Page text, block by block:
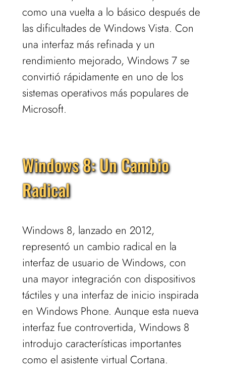
como una vuelta a lo básico después de
las dificultades de Windows Vista. Con
una interfaz más refinada y un
rendimiento mejorado, Windows 7 se
convirtió rápidamente en uno de los
sistemas operativos más populares de
Microsoft.
Windows 8: Un Cambio
Radical
Windows 8, lanzado en 2012,
representó un cambio radical en la
interfaz de usuario de Windows, con
una mayor integración con dispositivos
táctiles y una interfaz de inicio inspirada
en Windows Phone. Aunque esta nueva
interfaz fue controvertida, Windows 8
introdujo características importantes
como el asistente virtual Cortana.